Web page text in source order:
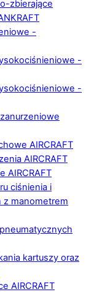
zbierające
-
-
-
AIRCRAFT
AIRCRAFT
AIRCRAFT
ciśnienia i
z manometrem
kartuszy oraz
AIRCRAFT